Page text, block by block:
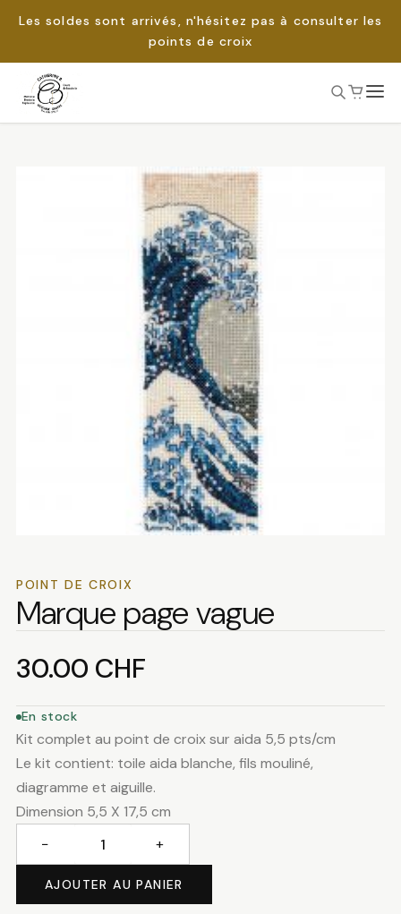
Les soldes sont arrivés, n'hésitez pas à consulter les
points de croix
Passer
POINT DE CROIX
Marque page vague
30.00 CHF
En stock
Kit complet au point de croix sur aida 5,5 pts/cm
Le kit contient: toile aida blanche, fils mouliné,
diagramme et aiguille.
Dimension 5,5 X 17,5 cm
Marque
− +
AJOUTER AU PANIER